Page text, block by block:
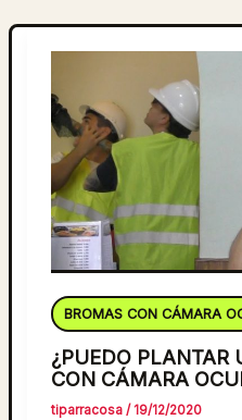
BROMAS CON CÁMARA
¿PUEDO PLANTAR
CON CÁMARA
tiparracosa/19/12/2020